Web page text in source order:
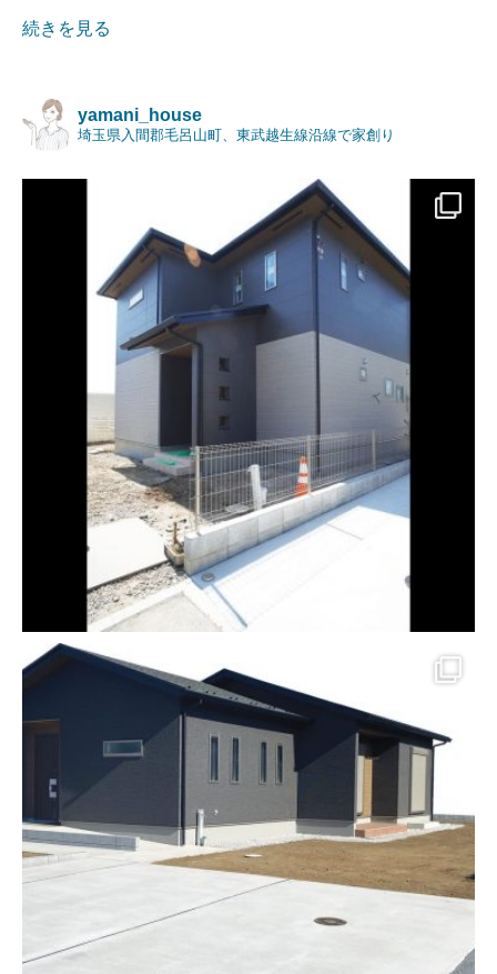
続きを見る
yamani_house
埼玉県入間郡毛呂山町、東武越生線沿線で家創り